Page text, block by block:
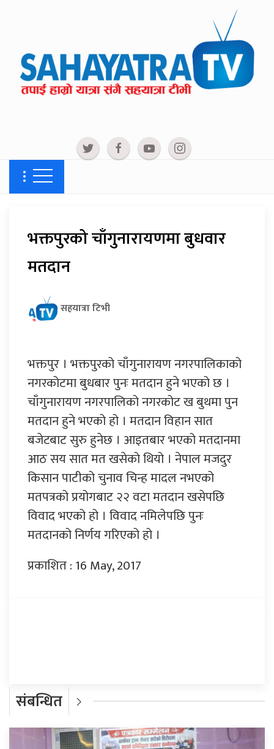
भक्तपुरको चाँगुनारायणमा बुधवार
मतदान
सहयात्रा टिभी
भक्तपुर । भक्तपुरको चाँगुनारायण नगरपालिकाको
नगरकोटमा बुधबार पुनः मतदान हुने भएको छ ।
चाँगुनारायण नगरपालिको नगरकोट ख बुथमा पुन
मतदान हुने भएको हो । मतदान विहान सात
बजेटबाट सुरु हुनेछ । आइतबार भएको मतदानमा
आठ सय सात मत खसेको थियो । नेपाल मजदुर
किसान पाटीको चुनाव चिन्ह मादल नभएको
मतपत्रको प्रयोगबाट २२ वटा मतदान खसेपछि
विवाद भएको हो । विवाद नमिलेपछि पुनः
मतदानको निर्णय गरिएको हो ।
प्रकाशित : 16 May, 2017
संबन्धित